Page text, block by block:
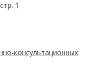
1
консультационных